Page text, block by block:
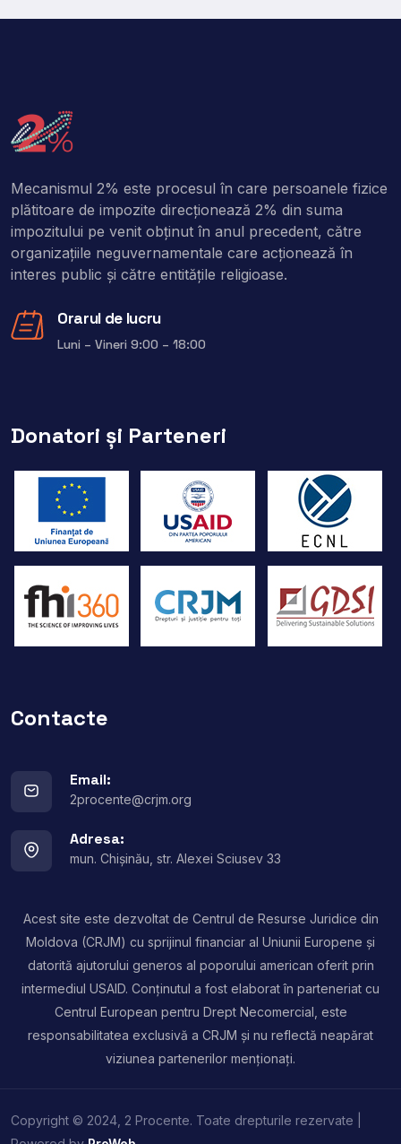
Mecanismul 2% este procesul în care persoanele fizice
plătitoare de impozite direcţionează 2% din suma
impozitului pe venit obţinut în anul precedent, către
organizaţiile neguvernamentale care acţionează în
interes public şi către entitățile religioase.
Orarul de lucru
Luni – Vineri 9:00 – 18:00
Donatori și Parteneri
Contacte
Email:
2procente@crjm.org
Adresa:
mun. Chișinău, str. Alexei Sciusev 33
Acest site este dezvoltat de Centrul de Resurse Juridice din
Moldova (CRJM) cu sprijinul financiar al Uniunii Europene și
datorită ajutorului generos al poporului american oferit prin
intermediul USAID. Conținutul a fost elaborat în parteneriat cu
Centrul European pentru Drept Necomercial, este
responsabilitatea exclusivă a CRJM și nu reflectă neapărat
viziunea partenerilor menționați.
Copyright © 2024, 2 Procente. Toate drepturile rezervate |